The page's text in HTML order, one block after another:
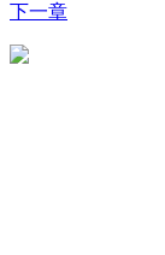
下一章